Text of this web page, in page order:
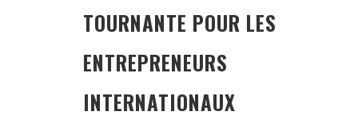
TOURNANTE POUR LES
ENTREPRENEURS
INTERNATIONAUX